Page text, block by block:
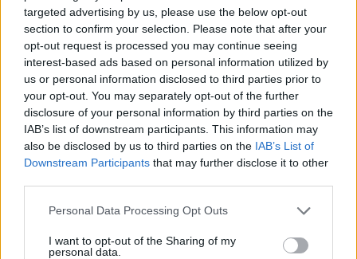
targeted advertising by us, please use the below opt-out
section to confirm your selection. Please note that after your
opt-out request is processed you may continue seeing
interest-based ads based on personal information utilized by
us or personal information disclosed to third parties prior to
your opt-out. You may separately opt-out of the further
disclosure of your personal information by third parties on the
IAB’s list of downstream participants. This information may
also be disclosed by us to third parties on the IAB’s List of
Downstream Participants that may further disclose it to other
Personal Data Processing Opt Outs
I want to opt-out of the Sharing of my
personal data.
Χρηματιστήριο: Στις 2.623,62 μονάδες ο Γενικός
Δείκτης Τιμών, με πτώση 0,19%
05/08/2026 - 15:36 ΟΙΚΟΝΟΜΙΑ
Συνάλλαγμα: Το ευρώ ενισχύεται κατά 0,20%, στα
1,1557 δολάρια
ΟΙΚΟΝΟΜΙΑ
ΟΛΕΣ ΟΙ ΕΙΔΗΣΕΙΣ